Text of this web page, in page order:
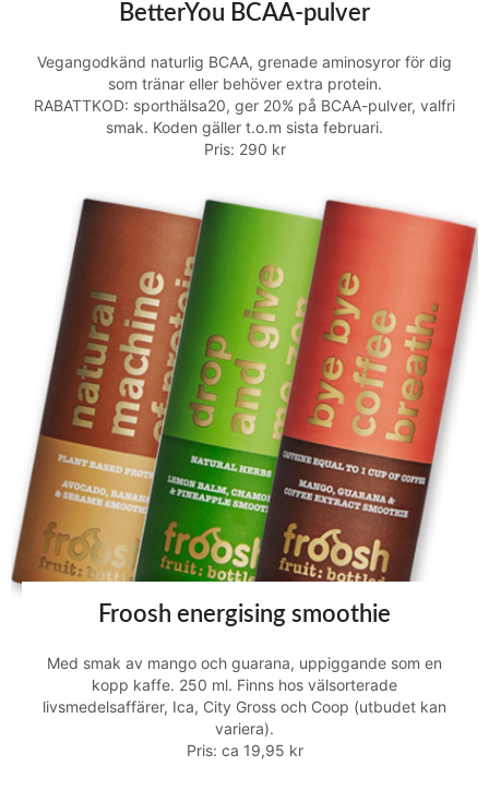
BetterYou BCAA-pulver
Vegangodkänd naturlig BCAA, grenade aminosyror för dig
som tränar eller behöver extra protein.
RABATTKOD: sporthälsa20, ger 20% på BCAA-pulver, valfri
smak. Koden gäller t.o.m sista februari.
Pris: 290 kr
Froosh energising smoothie
Med smak av mango och guarana, uppiggande som en
kopp kaffe. 250 ml. Finns hos välsorterade
livsmedelsaffärer, Ica, City Gross och Coop (utbudet kan
variera).
Pris: ca 19,95 kr